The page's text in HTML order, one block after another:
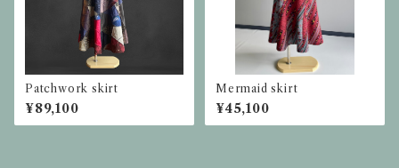
Patchwork skirt
¥89,100
Mermaid skirt
¥45,100